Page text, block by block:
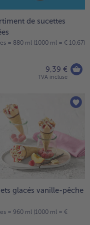
au choixde sucettes
= 880 ml (1000 ml = € 10,67)
9,39 €
TVA incluse
glacés vanille-pêche
= 960 ml (1000 ml = €